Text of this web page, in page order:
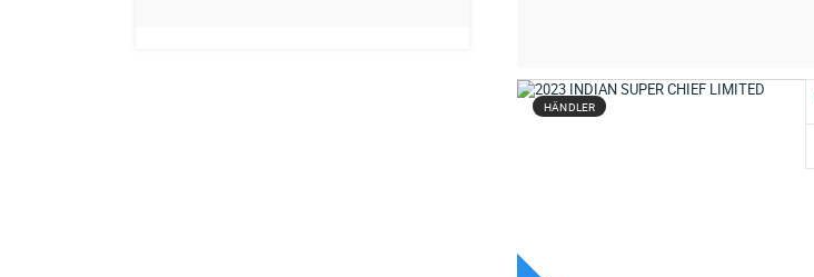
HÄNDLER